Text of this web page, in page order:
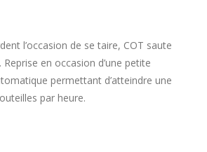
l’occasion de se taire, COT saute
en occasion d’une petite
permettant d’atteindre une
par heure.